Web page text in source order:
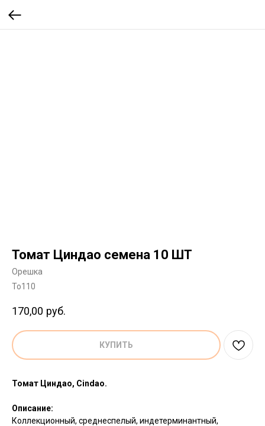
Томат Циндао семена 10 ШТ
Орешка
To110
170,00 руб.
КУПИТЬ
Томат Циндао, Cindao.
Описание:
Коллекционный, среднеспелый, индетерминантный,